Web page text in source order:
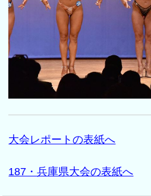
大会レポートの表紙へ
187・兵庫県大会の表紙へ